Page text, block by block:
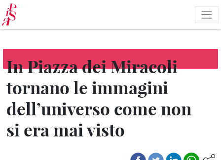
Salta
al
contenuto
principale
In Piazza dei Miracoli
tornano le immagini
dell’universo come non
si era mai visto